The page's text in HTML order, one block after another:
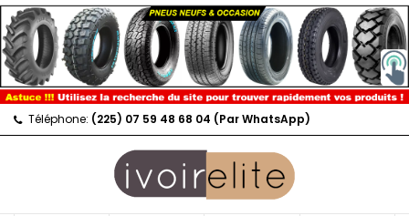
Téléphone: (225) 07 59 48 68 04 (Par WhatsApp)